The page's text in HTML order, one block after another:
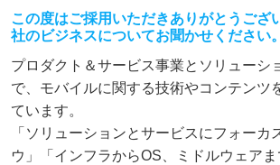
この度はご採用いただきありがとうござ
社のビジネスについてお聞かせください。
プロダクト＆サービス事業とソリューシ
で、モバイルに関する技術やコンテンツ
ています。
「ソリューションとサービスにフォーカ
ウ」「インフラからOS、ミドルウェア